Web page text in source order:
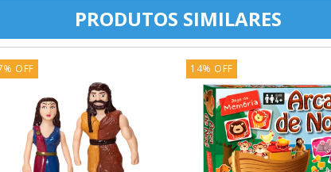
PRODUTOS SIMILARES
% OFF 14% OFF